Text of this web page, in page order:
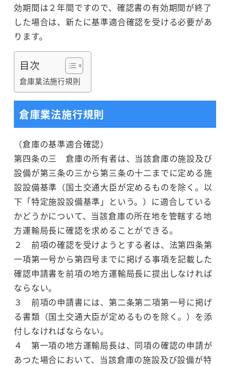
効期間は２年間ですので、確認書の有効期間が終了
した場合は、新たに基準適合確認を受ける必要があ
ります。
目次
倉庫業法施行規則
倉庫業法施行規則
（倉庫の基準適合確認）
第四条の三 倉庫の所有者は、当該倉庫の施設及び
設備が第三条の三から第三条の十二までに定める施
設設備基準（国土交通大臣が定めるものを除く。以
下「特定施設設備基準」という。）に適合している
かどうかについて、当該倉庫の所在地を管轄する地
方運輸局長に確認を求めることができる。
２ 前項の確認を受けようとする者は、法第四条第
一項第一号から第四号までに掲げる事項を記載した
確認申請書を前項の地方運輸局長に提出しなければ
ならない。
３ 前項の申請書には、第二条第二項第一号に掲げ
る書類（国土交通大臣が定めるものを除く。）を添
付しなければならない。
４ 第一項の地方運輸局長は、同項の確認の申請が
あつた場合において、当該倉庫の施設及び設備が特